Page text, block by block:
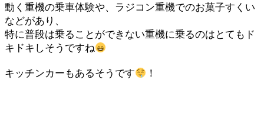
動く重機の乗車体験や、ラジコン重機でのお菓子すくい
などがあり、
特に普段は乗ることができない重機に乗るのはとてもド
キドキしそうですね
キッチンカーもあるそうです ！